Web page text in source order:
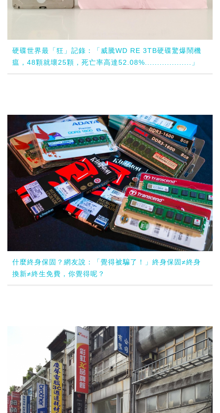
硬碟世界最「狂」記錄：「威騰WD RE 3TB硬碟驚爆鬧機
瘟，48顆就壞25顆，死亡率高達52.08%...................」
什麼終身保固？網友說：「覺得被騙了！」終身保固≠終身
換新≠終生免費，你覺得呢？